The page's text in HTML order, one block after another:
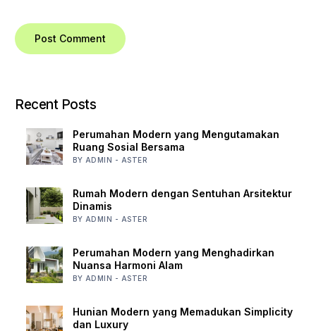
Recent Posts
Perumahan Modern yang Mengutamakan
Ruang Sosial Bersama
BY ADMIN - ASTER
Rumah Modern dengan Sentuhan Arsitektur
Dinamis
BY ADMIN - ASTER
Perumahan Modern yang Menghadirkan
Nuansa Harmoni Alam
BY ADMIN - ASTER
Hunian Modern yang Memadukan Simplicity
dan Luxury